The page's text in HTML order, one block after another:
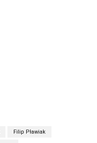
Filip Pławiak